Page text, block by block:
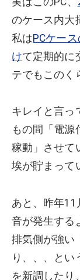
のケース内大
私はPCケー
けて定期的に
テでもこのく
キレイと言っ
もの間「電源
稼動」させて
埃が貯まって
あと、昨年11
音が発生する
排気側が強い
り、、、とい
を新調したり